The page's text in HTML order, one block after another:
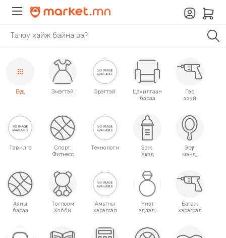
Бүгд Эмэгтэй Эрэгтэй
Цахилгаан
бараа
Гэр
ахуй
Тавилга
Спорт,
Фитнесс
Технологи
Ээж,
Хүүхэд
Эрүүл
мэнд,
Аяны
бараа
Тоглоом
Хобби
Амьтны
хэрэгсэл
Үнэт
эдлэл,
Багаж
хэрэгсэл